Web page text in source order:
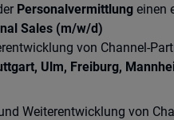
Personalvermittlungeinen
Sales (m/w/d)
von Channel-
Ulm, Freiburg,
Weiterentwicklung von